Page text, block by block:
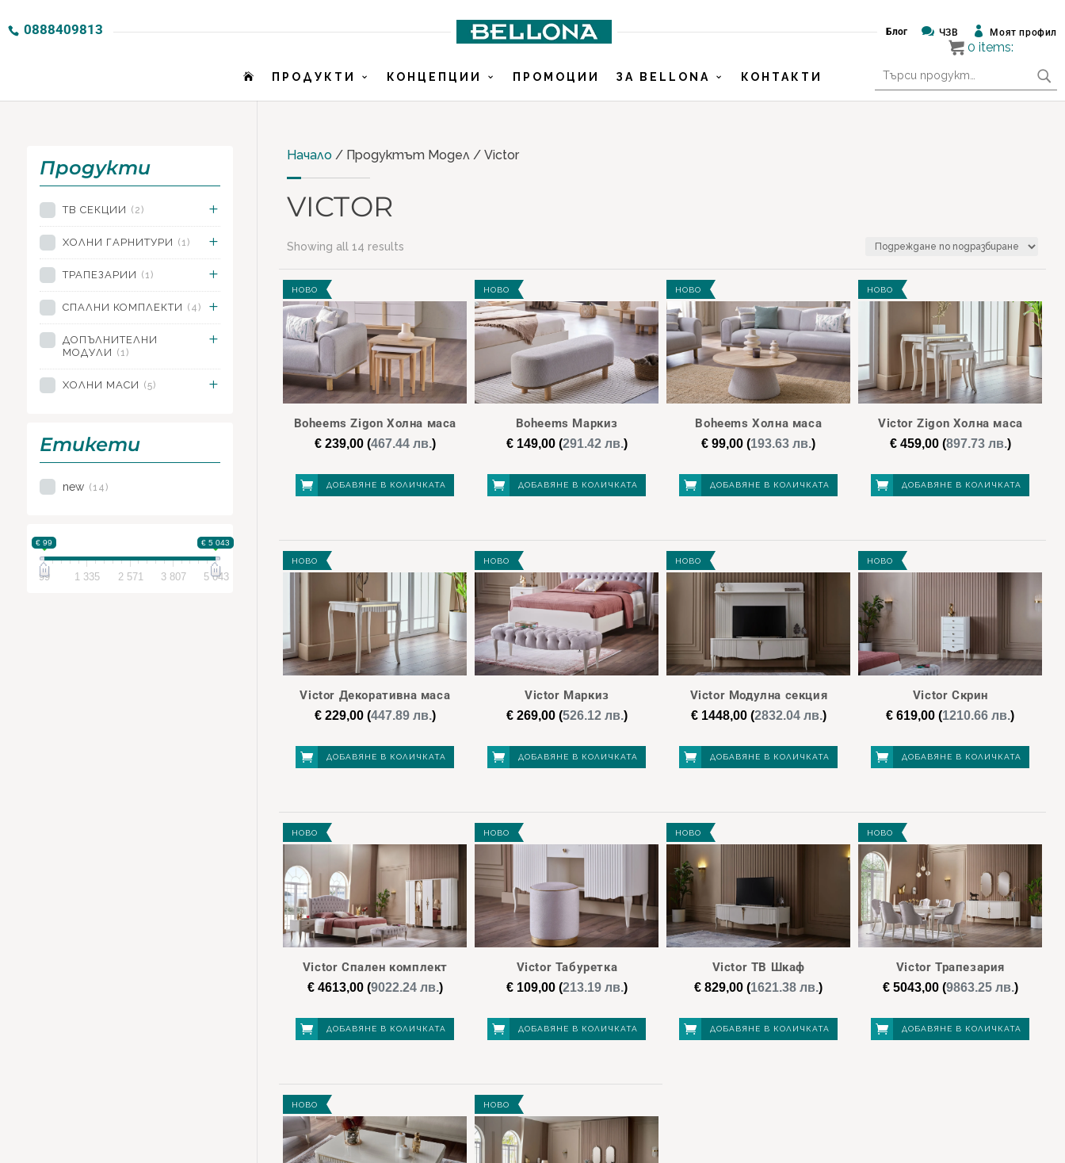
0888409813 Блог  ЧЗВ  Моят профил
 ПРОДУКТИ КОНЦЕПЦИИ ПРОМОЦИИ ЗА BELLONA КОНТАКТИ
за:
Начало / Продуктът Модел / Victor
VICTOR
Продукти
ТВ СЕКЦИИ
ХОЛНИ ГАРНИТУРИ (1)
ТРАПЕЗАРИИ
ДОПЪЛНИТЕЛНИ МОДУЛИ
ХОЛНИ МАСИ (5)
Етикети
new (14)
€ 99 € 5 043
99 1 335 2 571 3 807 5 043
Showing all 14 results
НОВО
Boheems Zigon Холна маса
€239,00(467.44 лв.)
ДОБАВЯНЕ В КОЛИЧКАТА
НОВО
Boheems Маркиз
€149,00(291.42 лв.)
ДОБАВЯНЕ В КОЛИЧКАТА
НОВО
Boheems Холна маса
€ 99,00 (193.63 лв.)
ДОБАВЯНЕ В КОЛИЧКАТА
НОВО
Victor Zigon Холна маса
€459,00(897.73 лв.)
ДОБАВЯНЕ В КОЛИЧКАТА
НОВО
Victor Декоративна маса
€229,00(447.89 лв.)
ДОБАВЯНЕ В КОЛИЧКАТА
НОВО
Victor Маркиз
€269,00(526.12 лв.)
ДОБАВЯНЕ В КОЛИЧКАТА
НОВО
Victor Модулна секция
€1448,00(2832.04 лв.)
ДОБАВЯНЕ В КОЛИЧКАТА
НОВО
Victor Скрин
€ 619,00 (1210.66 лв.)
ДОБАВЯНЕ В КОЛИЧКАТА
НОВО
Victor Спален комплект
€4613,00(9022.24 лв.)
ДОБАВЯНЕ В КОЛИЧКАТА
НОВО
Victor Табуретка
€109,00(213.19 лв.)
ДОБАВЯНЕ В КОЛИЧКАТА
НОВО
Victor ТВ Шкаф
€ 829,00 (1621.38 лв.)
ДОБАВЯНЕ В КОЛИЧКАТА
НОВО
Victor Трапезария
€5043,00(9863.25 лв.)
ДОБАВЯНЕ В КОЛИЧКАТА
НОВО НОВО
Продукти
ТВ СЕКЦИИ (2)
ХОЛНИ ГАРНИТУРИ (1)
ТРАПЕЗАРИИ (1)
СПАЛНИ КОМПЛЕКТИ (4)
ДОПЪЛНИТЕЛНИ
МОДУЛИ (1)
ХОЛНИ МАСИ (5)
Етикети
new (14)
€ 99 € 5 043
99 1 335 2 571 3 807 5 043
0 items: